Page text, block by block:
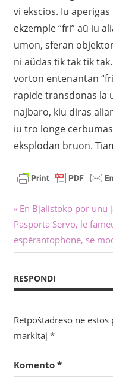
vi ekscios. Iu
ekzemple “fri” aŭ iu
umon, sferan
ni aŭdas tik tak tik
vorton entenantan
rapide transdonas la
najbaro, kiu diras
iu tro longe
eksplodan bruon.
Navigado
tra
afiŝoj
Antaŭa
afiŝo:
En Bjalistoko por unu
Sekva
afiŝo:
Pasporta Servo, le
espérantophone, se
RESPONDI
Retpoŝtadreso ne
markitaj *
Komento *